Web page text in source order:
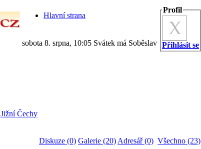
Hlavní strana
sobota 8. srpna, 10:05 Svátek má Soběslav
Profil
Přihlásit se
Jižní Čechy
Diskuze (0) Galerie (20) Adresář (0) Všechno (23)